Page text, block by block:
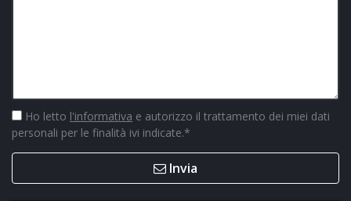
Ho letto l'informativa e autorizzo il trattamento dei miei dati
personali per le finalità ivi indicate.*
Invia